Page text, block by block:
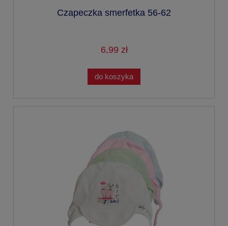
Czapeczka smerfetka 56-62
6,99 zł
do koszyka